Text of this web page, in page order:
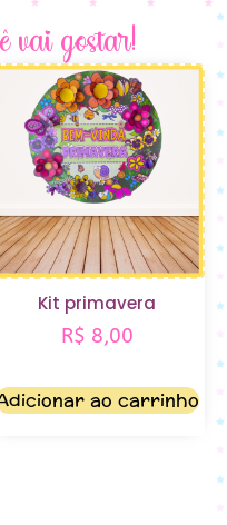
vai gostar!
Kit primavera
R$ 8,00
ao carrinho